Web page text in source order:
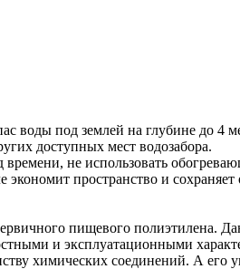
под землей на глубине до 4
доступных мест водозабора.
не использовать
экономит пространство и
пищевого полиэтилена.
и эксплуатационными
химических соединений. А его